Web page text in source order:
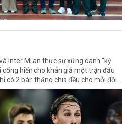
Inter Milan thực sự xứng danh “kỳ
cống hiến cho khán giả một trận đấu
có 2 bàn thắng chia đều cho mỗi đội.